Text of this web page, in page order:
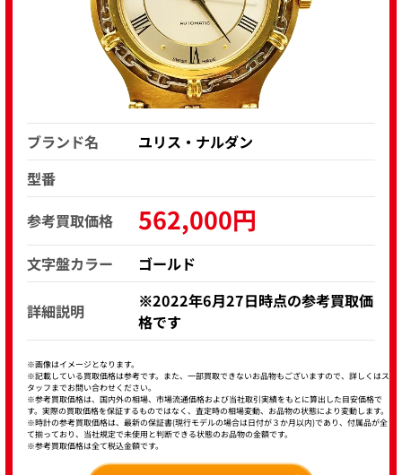
ブランド名
ユリス・ナルダン
型番
参考買取価格
562,000円
文字盤カラー ゴールド
詳細説明
※2022年6月27日時点の参考買取価
格です
※画像はイメージとなります。
※記載している買取価格は参考です。また、一部買取できないお品物もございますので、詳しくはス
タッフまでお問い合わせください。
※参考買取価格は、国内外の相場、市場流通価格および当社取引実績をもとに算出した目安価格で
す。実際の買取価格を保証するものではなく、査定時の相場変動、お品物の状態により変動します。
※時計の参考買取価格は、最新の保証書(現行モデルの場合は日付が３か月以内)であり、付属品が全
て揃っており、当社規定で未使用と判断できる状態のお品物の金額です。
※参考買取価格は全て税込金額です。